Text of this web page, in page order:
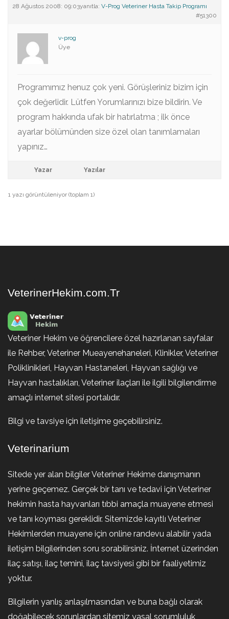
28 Ağustos 2008: 09:03yanıtla: V-Prog Veteriner Hasta Takip Programı
#51300
v-prog
Üye
Programımız henuz çok yeni. Görüşleriniz bizim için
çok değerlidir. Lütfen Yorumlarınızı bize bildirin. Ve
program hakkında ufak bir hatırlatma ; ilk önce
ayarlar bölümünden size özel olan tanımlamaları
yapınız…
Yazar Yazılar
1 yazı görüntüleniyor (toplam 1)
VeterinerHekim.com.Tr
Veteriner Hekim ve öğrencilere özel hazırlanan sayfalar
ile Rehber, Veteriner Mueayenehaneleri, Klinikler, Veteriner
Poliklinikleri, Hayvan Hastaneleri, Hayvan sağlığı ve
Hayvan hastalıkları, Veteriner ilaçları ile ilgili bilgilendirme
amaçlı internet sitesi portalıdır.
Bilgi ve tavsiye için iletişime geçebilirsiniz.
Veterinarium
Sitede yer alan bilgiler Veteriner Hekime danışmanın
yerine geçemez. Gerçek bir tanı ve tedavi için Veteriner
hekimin hasta hayvanları tıbbi amaçla muayene etmesi
ve tanı koyması gereklidir. Sitemizde kayıtlı Veteriner
Hekimlerden muayene için online randevu alabilir yada
iletişim bilgilerinden soru sorabilirsiniz. İnternet üzerinden
ilaç satışı, ilaç temini, ilaç tavsiyesi gibi bir faaliyetimiz
yoktur.
Bilgilerin yanlış anlaşılmasından ve buna bağlı olarak
doğabilecek sorunlardan sitemiz yasal sorumluluk